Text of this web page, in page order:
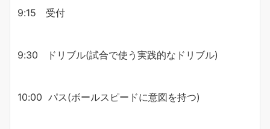
9:15 受付
9:30 ドリブル(試合で使う実践的なドリブル)
10:00 パス(ボールスピードに意図を持つ)